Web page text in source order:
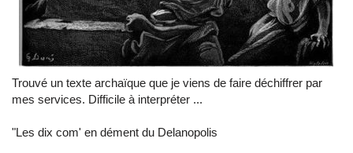
Trouvé un texte archaïque que je viens de faire déchiffrer par
mes services. Difficile à interpréter ...
"Les dix com' en dément du Delanopolis